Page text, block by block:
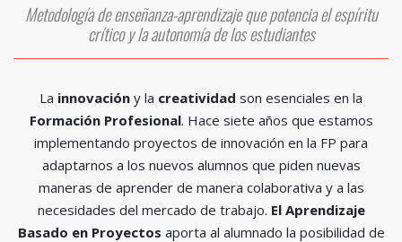
Metodología de enseñanza-aprendizaje que potencia el espíritu
crítico y la autonomía de los estudiantes
La innovación y la creatividad son esenciales en la
Formación Profesional. Hace siete años que estamos
implementando proyectos de innovación en la FP para
adaptarnos a los nuevos alumnos que piden nuevas
maneras de aprender de manera colaborativa y a las
necesidades del mercado de trabajo. El Aprendizaje
Basado en Proyectos aporta al alumnado la posibilidad de